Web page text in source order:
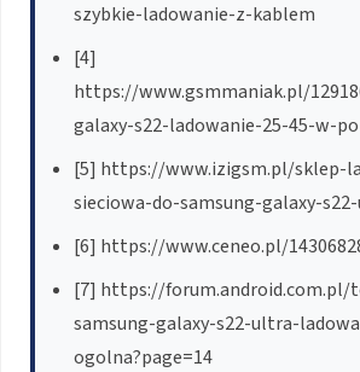
szybkie-ladowanie-z-kablem
[4]
https://www.gsmmaniak.pl/
galaxy-s22-ladowanie-25-45-w-
[5] https://www.izigsm.pl/sklep-
sieciowa-do-samsung-galaxy-
[6] https://www.ceneo.pl/
[7] https://forum.android.com.pl/
samsung-galaxy-s22-ultra-
ogolna?page=14